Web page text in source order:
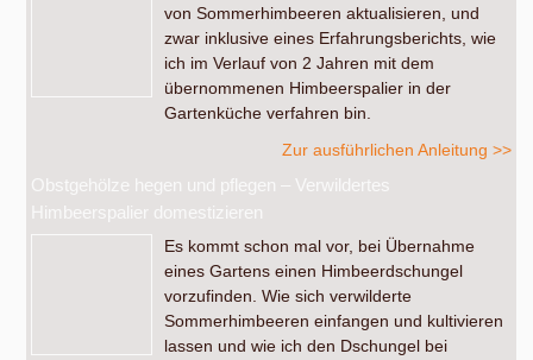
von Sommerhimbeeren aktualisieren, und
zwar inklusive eines Erfahrungsberichts, wie
ich im Verlauf von 2 Jahren mit dem
übernommenen Himbeerspalier in der
Gartenküche verfahren bin.
Zur ausführlichen Anleitung >>
Obstgehölze hegen und pflegen – Verwildertes
Himbeerspalier domestizieren
Es kommt schon mal vor, bei Übernahme
eines Gartens einen Himbeerdschungel
vorzufinden. Wie sich verwilderte
Sommerhimbeeren einfangen und kultivieren
lassen und wie ich den Dschungel bei